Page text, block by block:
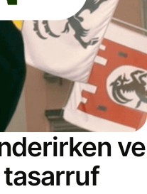
ve
tasarruf